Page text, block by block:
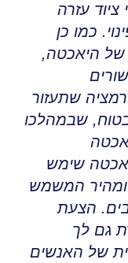
עזרה
. כמו כן
של היאכטה,
שתעזור
, שבמהלכו
שימש
המשמש
. הצעת
גם לך
של האנשים